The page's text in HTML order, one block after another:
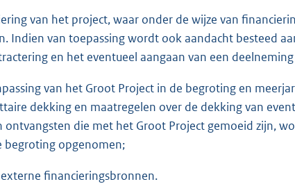
van het project, waar onder de wijze van
Indien van toepassing wordt ook aandacht besteed
en het eventueel aangaan van een
van het Groot Project in de begroting en
dekking en maatregelen over de dekking van
ontvangsten die met het Groot Project gemoeid zijn,
begroting opgenomen;
financieringsbronnen.